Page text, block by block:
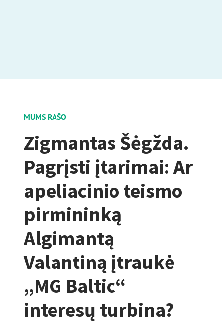
MUMS RAŠO
Zigmantas Šėgžda.
Pagrįsti įtarimai: Ar
apeliacinio teismo
pirmininką
Algimantą
Valantiną įtraukė
„MG Baltic“
interesų turbina?